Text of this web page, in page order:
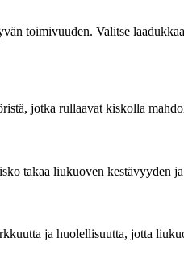
toimivuuden. Valitse
jotka rullaavat kiskolla
takaa liukuoven kestävyyden
ja huolellisuutta, jotta